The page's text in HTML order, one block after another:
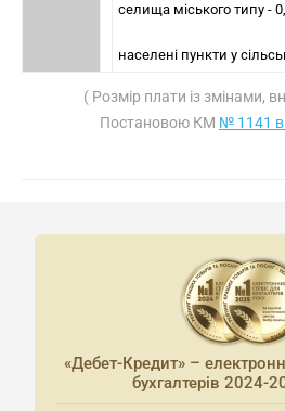
селища міського типу -
населені пункти у
( Розмір плати із змінами,
Постановою КМ № 1141
«Дебет-Кредит» –
бухгалтерів 2024-